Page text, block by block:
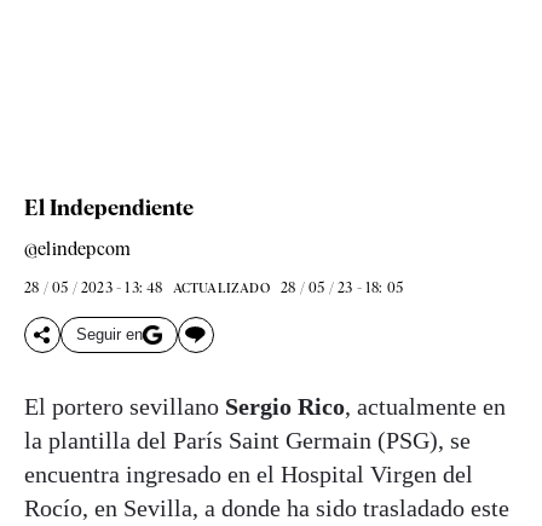
El Independiente
@elindepcom
28 / 05 / 2023 - 13: 48 ACTUALIZADO 28 / 05 / 23 - 18: 05
Seguir en
El portero sevillano Sergio Rico, actualmente en
la plantilla del París Saint Germain (PSG), se
encuentra ingresado en el Hospital Virgen del
Rocío, en Sevilla, a donde ha sido trasladado este